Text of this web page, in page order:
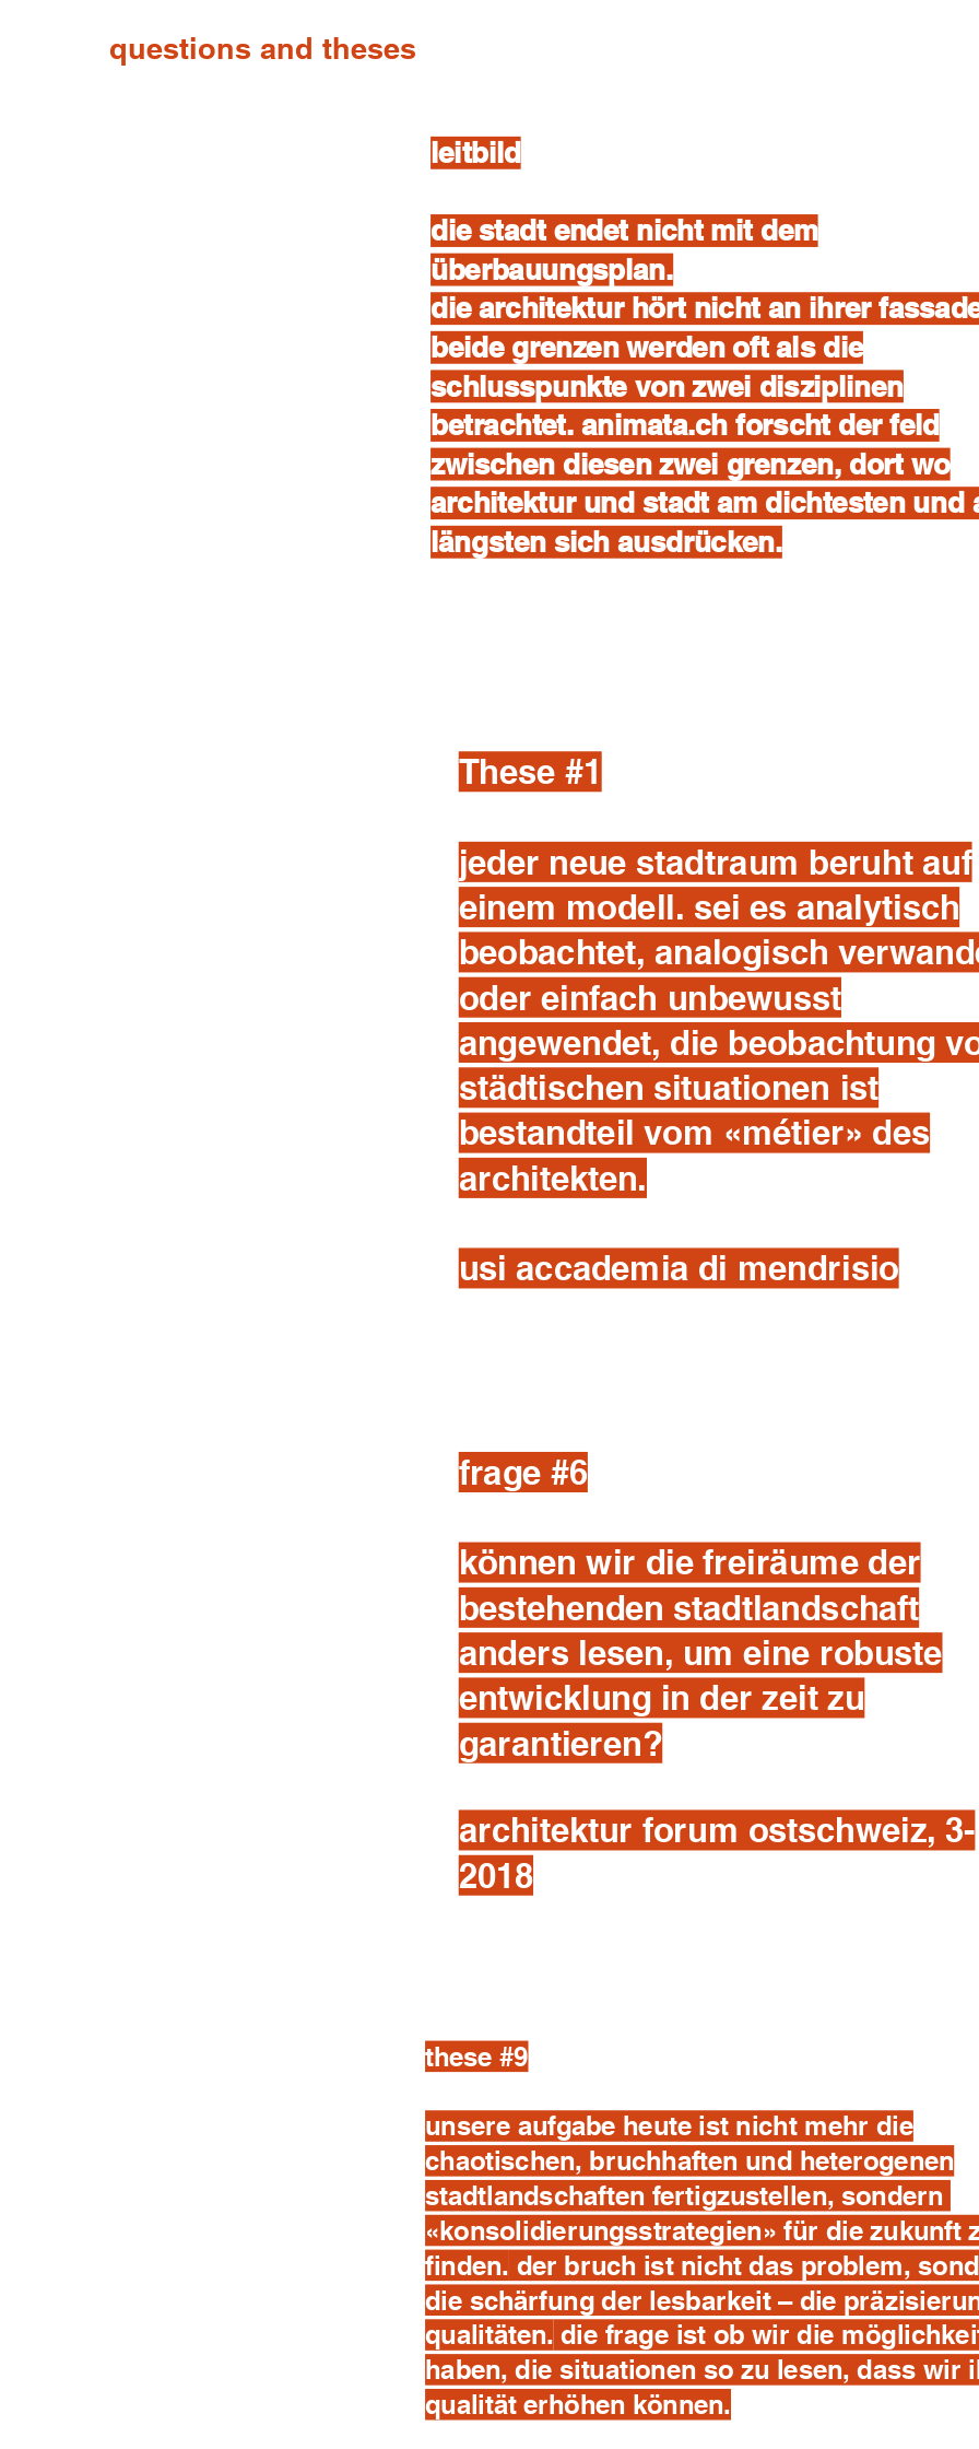
questions and theses
leitbild
die stadt endet nicht mit dem
überbauungsplan.
die architektur hört nicht an ihrer
beide grenzen werden oft als die
schlusspunkte von zwei disziplinen
betrachtet. animata.ch forscht der feld
zwischen diesen zwei grenzen, dort wo
architektur und stadt am dichtesten und
längsten sich ausdrücken.
These #1
jeder neue stadtraum beruht auf
einem modell. sei es analytisch
beobachtet, analogisch
oder einfach unbewusst
angewendet, die beobachtung
städtischen situationen ist
bestandteil vom «métier» des
architekten.
usi accademia di mendrisio
frage #6
können wir die freiräume der
bestehenden stadtlandschaft
anders lesen, um eine robuste
entwicklung in der zeit zu
garantieren?
architektur forum ostschweiz, 3-
2018
these #9
unsere aufgabe heute ist nicht mehr die
chaotischen, bruchhaften und heterogenen
stadtlandschaften fertigzustellen, sondern
«konsolidierungsstrategien» für die zukunft
finden. der bruch ist nicht das problem,
die schärfung der lesbarkeit – die
qualitäten. die frage ist ob wir die
haben, die situationen so zu lesen, dass wir
qualität erhöhen können.